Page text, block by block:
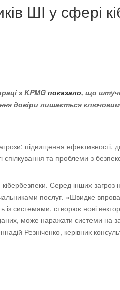
ШІ у сфері
з KPMG показало, що
довіри лишається
підвищення ефективності,
спілкування та проблеми з
Серед інших загроз
послуг. «Швидке
із системами, створює нові
може наражати системи на
Резніченко, керівник